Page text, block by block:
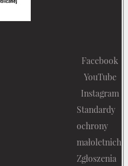
Facebook
YouTube
Instagram
Standardy
ochrony
małoletnich
Zgłoszenia